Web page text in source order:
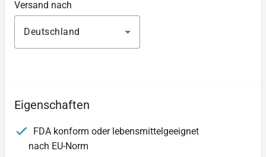
Versand nach
Deutschland
Eigenschaften
FDA konform oder lebensmittelgeeignet
nach EU-Norm